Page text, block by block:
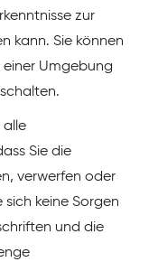
zur
kann. Sie können
Umgebung
alle
Sie die
verwerfen oder
keine Sorgen
und die